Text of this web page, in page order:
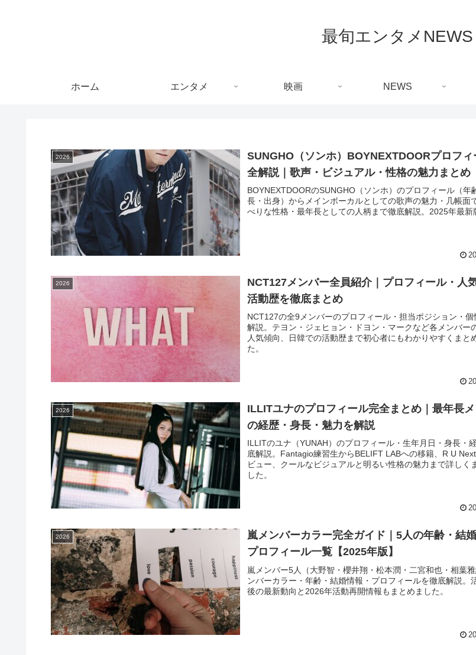
最旬エンタメNEWS
ホーム エンタメ 映画 NEWS
2026
SUNGHO（ソンホ）BOYNEXTDOORプロフィ
全解説｜歌声・ビジュアル・性格の魅力まとめ
BOYNEXTDOORのSUNGHO（ソンホ）のプロフィール（年
長・出身）からメインボーカルとしての歌声の魅力・几帳面
べりな性格・最年長としての人柄まで徹底解説。2025年最新
2026
NCT127メンバー全員紹介｜プロフィール・人
活動歴を徹底まとめ
NCT127の全9メンバーのプロフィール・担当ポジション・個
解説。テヨン・ジェヒョン・ドヨン・マークなど各メンバー
人気傾向、日韓での活動歴まで初心者にもわかりやすくまと
た。
2026
ILLITユナのプロフィール完全まとめ｜最年長
の経歴・身長・魅力を解説
ILLITのユナ（YUNAH）のプロフィール・生年月日・身長・
底解説。Fantagio練習生からBELIFT LABへの移籍、R U
ビュー、クールなビジュアルと明るい性格の魅力まで詳しく
した。
2026
嵐メンバーカラー完全ガイド｜5人の年齢・結
プロフィール一覧【2025年版】
嵐メンバー5人（大野智・櫻井翔・松本潤・二宮和也・相葉
ンバーカラー・年齢・結婚情報・プロフィールを徹底解説。
後の最新動向と2026年活動再開情報もまとめました。